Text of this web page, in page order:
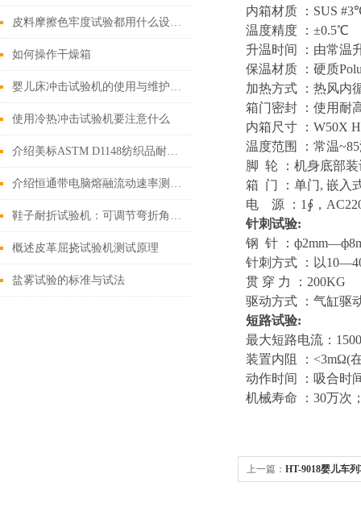
皮料摩擦色牢度试验都用什么设备检测？
如何操作干燥箱
婴儿床冲击试验机的使用与维护注意事项
使用冷热冲击试验机要注意什么
介绍美标ASTM D1148纺织品耐黄变试验标准及测试方法
介绍恒通带电脑熔融流动速率测定仪
鞋子耐折试验机：可调节弯折角度，适配皮鞋、运动鞋等品类
概述皮革屈挠试验机测试原理
盐雾试验的标准与试法
内箱材质
： SUS #3
温度精度
： ±0.5℃
升温时间
： 由常温
保温材质
： 硬质
加热方式
：热风内
箱门密封
： 使用耐
内箱尺寸
： W50X H
温度范围
：常温~85
脚 轮 ： 机身底部
箱 门 ： 单门, 嵌入
电
源 ： 1 ∮，
针刺试验:
钢 针 ： ф2mm—ф
针刺方式
：以10—
贯 穿 力 ： 200KG
驱动方式
：气缸驱
短路试验:
最大短路电流： 15
装置内阻
： <3mΩ(
动作时间
：吸合时
机械寿命
： 30万次
上一篇： HT-9018婴儿车